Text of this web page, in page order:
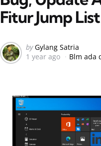
Fitur Jump
Posted
by
by Gylang Satria
1 year ago
Blm ada